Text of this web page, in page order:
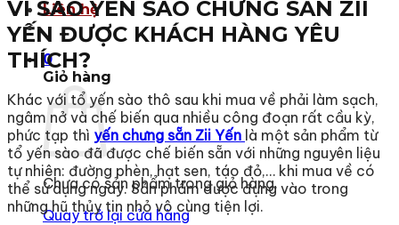
Liên hệ
0
Giỏ hàng
Chưa có sản phẩm trong giỏ hàng.
Quay trở lại cửa hàng
VÌ SAO YẾN SÀO CHƯNG SẴN ZII
YẾN ĐƯỢC KHÁCH HÀNG YÊU
THÍCH?
Khác với tổ yến sào thô sau khi mua về phải làm sạch,
ngâm nở và chế biến qua nhiều công đoạn rất cầu kỳ,
phức tạp thì yến chưng sẵn Zii Yến là một sản phẩm từ
tổ yến sào đã được chế biến sẵn với những nguyên liệu
tự nhiên: đường phèn, hạt sen, táo đỏ,… khi mua về có
thể sử dụng ngay. Sản phẩm được đựng vào trong
những hũ thủy tin nhỏ vô cùng tiện lợi.